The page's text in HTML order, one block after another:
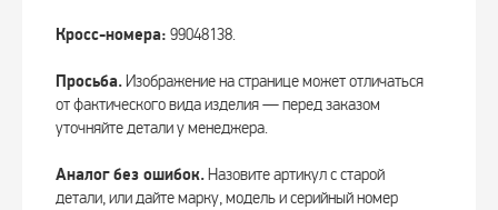
Кросс-номера: 99048138.
Просьба. Изображение на странице может отличаться
от фактического вида изделия — перед заказом
уточняйте детали у менеджера.
Аналог без ошибок. Назовите артикул с старой
детали, или дайте марку, модель и серийный номер